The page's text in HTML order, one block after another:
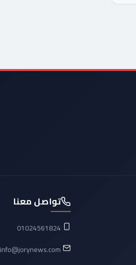
تواصل معنا
01024561824
info@jorynews.com